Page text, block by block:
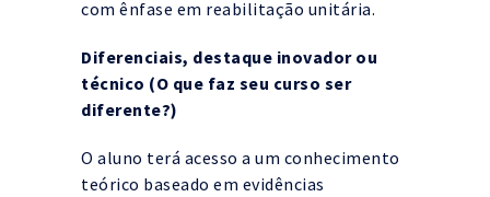
com ênfase em reabilitação unitária.
Diferenciais, destaque inovador ou
técnico (O que faz seu curso ser
diferente?)
O aluno terá acesso a um conhecimento
teórico baseado em evidências